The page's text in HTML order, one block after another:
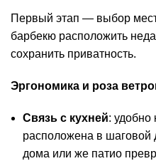
Первый этап — выбор
барбекю расположить
сохранить приватность.
Эргономика и роза
Связь с кухней: удобно
расположена в шаговой
дома или же патио